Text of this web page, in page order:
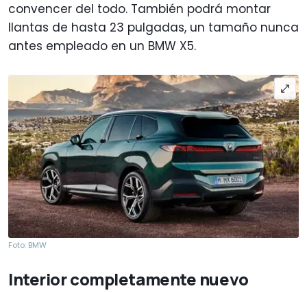
convencer del todo. También podrá montar
llantas de hasta 23 pulgadas, un tamaño nunca
antes empleado en un BMW X5.
Foto: BMW
Interior completamente nuevo